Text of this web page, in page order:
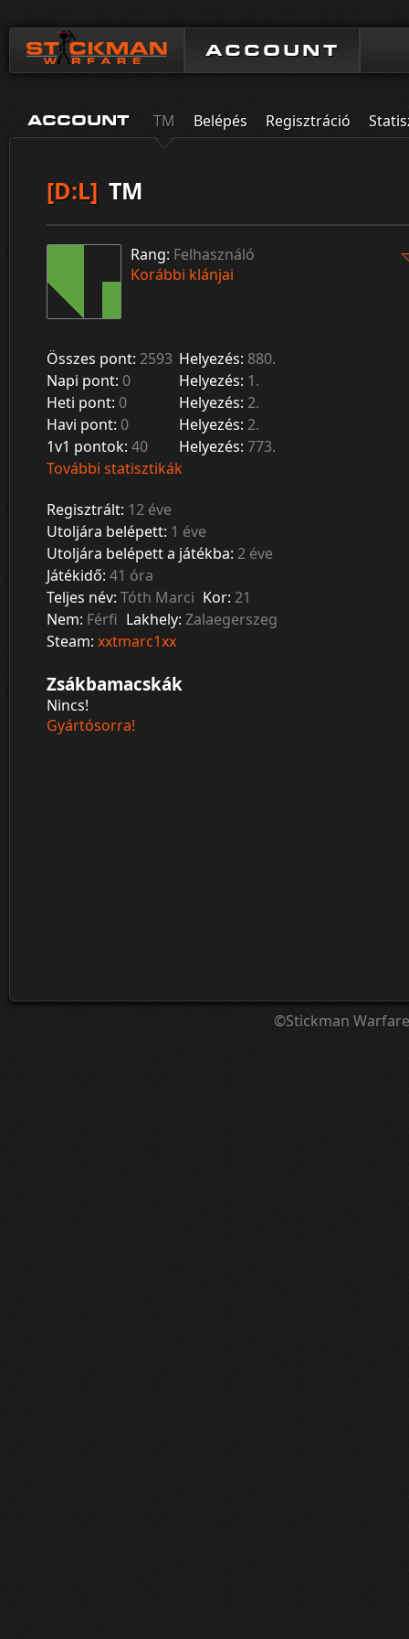
ACCOUNT
ACCOUNT TM Belépés Regisztráció
[D:L] TM
Rang: Felhasználó
Korábbi klánjai
Összes pont: 2593 Helyezés: 880.
Napi pont: 0 Helyezés: 1.
Heti pont: 0 Helyezés: 2.
Havi pont: 0 Helyezés: 2.
1v1 pontok: 40 Helyezés: 773.
További statisztikák
Regisztrált: 12 éve
Utoljára belépett: 1 éve
Utoljára belépett a játékba: 2 éve
Játékidő: 41 óra
Teljes név: Tóth Marci Kor: 21
Nem: Férfi Lakhely: Zalaegerszeg
Steam: xxtmarc1xx
Zsákbamacskák
Nincs!
Gyártósorra!
©Stickman Warfare